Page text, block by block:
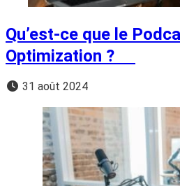
Qu’est-ce que le
Optimization ?
31 août 2024